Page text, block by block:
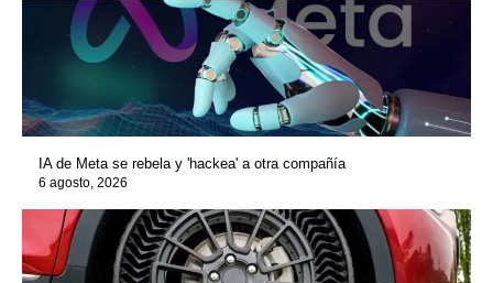
IA de Meta se rebela y 'hackea' a otra compañía
6 agosto, 2026